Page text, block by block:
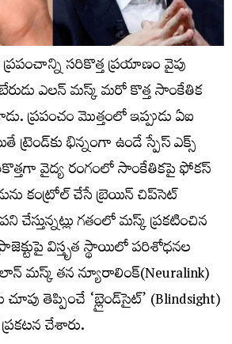
సరికొత్త ప్రయాణం వైపు
ఎలన్ మస్క్ మరో కొత్త సాంకేతిక
ప్రపంచం మొత్తంలో ఇప్పుడు ఏఐ
ట్రెండ్‌కు భిన్నంగా ఉండే స్పేస్ ఎక్స్
వైద్య రంగంలో సాంకేతికపై ఫోకస్
కంట్రోల్ చేసే బ్రెయిన్ చిప్‌సెట్‌
చేస్తున్నట్లు గతంలో మస్క్ ప్రకటించిన
విస్తృత స్థాయిలో పరిశోధనల
మస్క్ తన న్యూరాలింక్(Neuralink)
తెప్పించే ‘బ్లైండ్‌సైట్’ (Blindsight)
చేశారు.